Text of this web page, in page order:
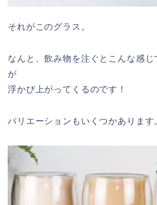
それがこのグラス。
なんと、飲み物を注ぐとこんな感じ
が
浮かび上がってくるのです！
バリエーションもいくつかあります